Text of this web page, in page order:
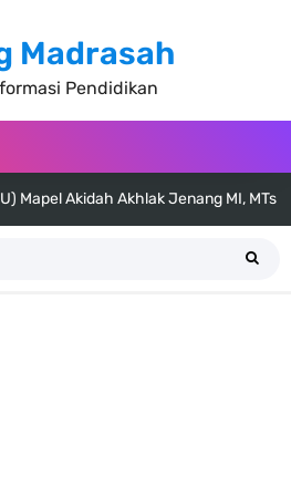
Madrasah
Pendidikan
Al-Qur'an Hadis Semua Jenjang